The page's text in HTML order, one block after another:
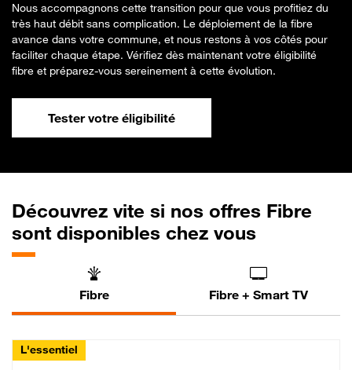
Nous accompagnons cette transition pour que vous profitiez du
très haut débit sans complication. Le déploiement de la fibre
avance dans votre commune, et nous restons à vos côtés pour
faciliter chaque étape. Vérifiez dès maintenant votre éligibilité
fibre et préparez-vous sereinement à cette évolution.
Tester votre éligibilité
Découvrez vite si nos offres Fibre
sont disponibles chez vous
Fibre Fibre + Smart TV
L'essentiel